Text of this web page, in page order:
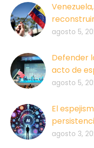
agosto 5,
Defender
acto de
agosto 5,
El
agosto 3,